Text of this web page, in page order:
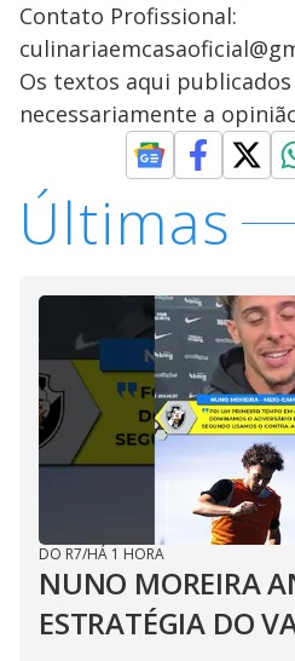
Contato Profissional:
Os textos aqui
necessariamente a
Últimas
DO R7/HÁ 1 HORA
NUNO MOREIRA
ESTRATÉGIA DO